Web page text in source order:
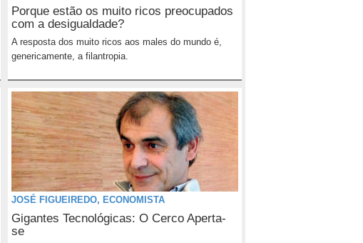
Porque estão os muito ricos preocupados
com a desigualdade?
A resposta dos muito ricos aos males do mundo é,
genericamente, a filantropia.
JOSÉ FIGUEIREDO, ECONOMISTA
Gigantes Tecnológicas: O Cerco Aperta-
se